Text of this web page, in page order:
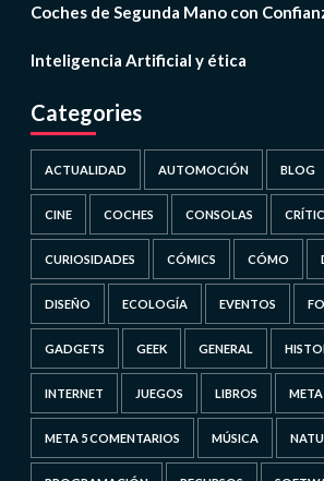
Coches de Segunda Mano con
Inteligencia Artificial y ética
Categories
ACTUALIDAD AUTOMOCIÓN BLOG
CINE COCHES CONSOLAS
CURIOSIDADES CÓMICS CÓMO
DISEÑO ECOLOGÍA EVENTOS
GADGETS GEEK GENERAL
INTERNET JUEGOS LIBROS META
META 5 COMENTARIOS MÚSICA